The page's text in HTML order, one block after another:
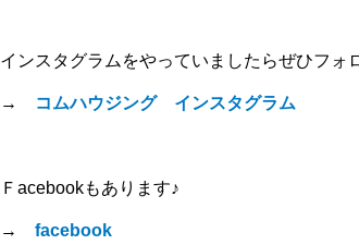
インスタグラムをやっていましたらぜひフォ
→ コムハウジング インスタグラム
Ｆacebookもあります♪
→ facebook